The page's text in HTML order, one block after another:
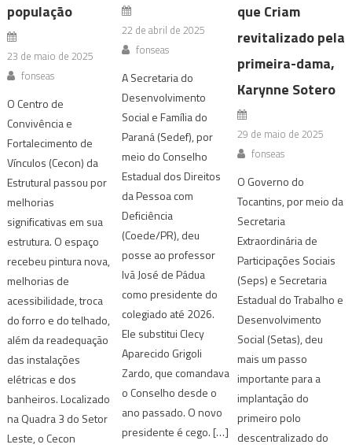
população
23 de maio de 2025
fonseas
O Centro de
Convivência e
Fortalecimento de
Vínculos (Cecon) da
Estrutural passou por
melhorias
significativas em sua
estrutura. O espaço
recebeu pintura nova,
melhorias de
acessibilidade, troca
do forro e do telhado,
além da readequação
das instalações
elétricas e dos
banheiros. Localizado
na Quadra 3 do Setor
Leste, o Cecon
22 de abril de 2025
fonseas
A Secretaria do
Desenvolvimento
Social e Família do
Paraná (Sedef), por
meio do Conselho
Estadual dos Direitos
da Pessoa com
Deficiência
(Coede/PR), deu
posse ao professor
Ivã José de Pádua
como presidente do
colegiado até 2026.
Ele substitui Clecy
Aparecido Grigoli
Zardo, que comandava
o Conselho desde o
ano passado. O novo
presidente é cego. […]
que Criam
revitalizado pela
primeira-dama,
Karynne Sotero
29 de maio de 2025
fonseas
O Governo do
Tocantins, por meio da
Secretaria
Extraordinária de
Participações Sociais
(Seps) e Secretaria
Estadual do Trabalho e
Desenvolvimento
Social (Setas), deu
mais um passo
importante para a
implantação do
primeiro polo
descentralizado do